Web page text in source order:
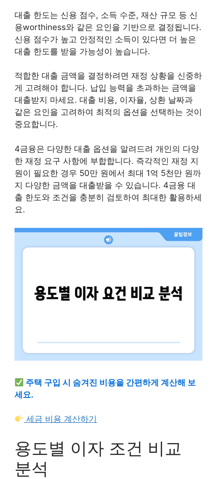
대출 한도는 신용 점수, 소득 수준, 재산 규모 등 신
용worthiness와 같은 요인을 기반으로 결정됩니다.
신용 점수가 높고 안정적인 소득이 있다면 더 높은
대출 한도를 받을 가능성이 높습니다.
적합한 대출 금액을 결정하려면 재정 상황을 신중하
게 고려해야 합니다. 납입 능력을 초과하는 금액을
대출받지 마세요. 대출 비용, 이자율, 상환 날짜과
같은 요인을 고려하여 최적의 옵션을 선택하는 것이
중요합니다.
4금융은 다양한 대출 옵션을 알려드려 개인의 다양
한 재정 요구 사항에 부합합니다. 즉각적인 재정 지
원이 필요한 경우 50만 원에서 최대 1억 5천만 원까
지 다양한 금액을 대출받을 수 있습니다. 4금융 대
출 한도와 조건을 충분히 검토하여 최대한 활용하세
요.
주택 구입 시 숨겨진 비용을 간편하게 계산해 보
세요.
세금 비용 계산하기
용도별 이자 조건 비교
분석